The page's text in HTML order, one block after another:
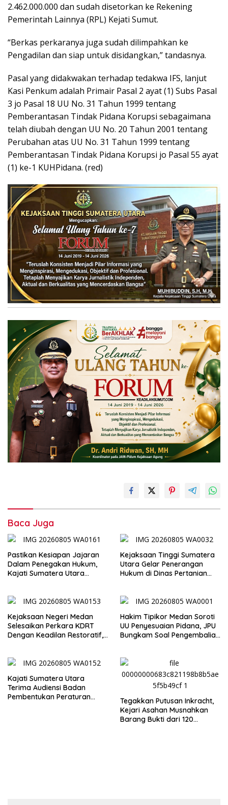
2.462.000.000 dan sudah disetorkan ke Rekening
Pemerintah Lainnya (RPL) Kejati Sumut.
“Berkas perkaranya juga sudah dilimpahkan ke
Pengadilan dan siap untuk disidangkan,” tandasnya.
Pasal yang didakwakan terhadap tedakwa IFS, lanjut
Kasi Penkum adalah Primair Pasal 2 ayat (1) Subs Pasal
3 jo Pasal 18 UU No. 31 Tahun 1999 tentang
Pemberantasan Tindak Pidana Korupsi sebagaimana
telah diubah dengan UU No. 20 Tahun 2001 tentang
Perubahan atas UU No. 31 Tahun 1999 tentang
Pemberantasan Tindak Pidana Korupsi jo Pasal 55 ayat
(1) ke-1 KUHPidana. (red)
Baca Juga
Pastikan Kesiapan Jajaran
Dalam Penegakan Hukum,
Kajati Sumatera Utara
Kejaksaan Tinggi Sumatera
Utara Gelar Penerangan
Hukum di Dinas Pertanian
Kejaksaan Negeri Medan
Selesaikan Perkara KDRT
Dengan Keadilan Restoratif,
Rumahtangga
Hakim Tipikor Medan Soroti
UU Penyesuaian Pidana, JPU
Bungkam Soal Pengembalian
Kajati Sumatera Utara
Terima Audiensi Badan
Pembentukan Peraturan
Tegakkan Putusan Inkracht,
Kejari Asahan Musnahkan
Barang Bukti dari 120